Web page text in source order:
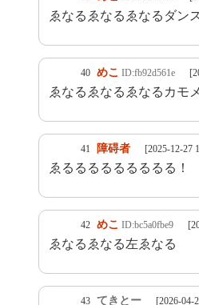
ゑなるゑなるゑなるダン
40 めこ ID:fb92d561e
ゑなるゑなるゑなるカモメ
41 障碍者 [2025-12-27
ゑるるるるるるるるる！
42 めこ ID:bc5a0fbe9
ゑなるゑなる左ゑなる
43 てきとー [2026-04-